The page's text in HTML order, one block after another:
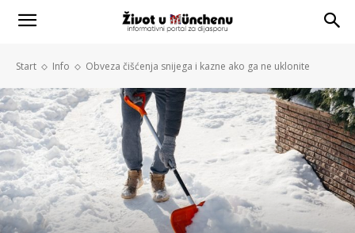
Start Info Obveza čišćenja snijega i kazne ako ga ne uklonite